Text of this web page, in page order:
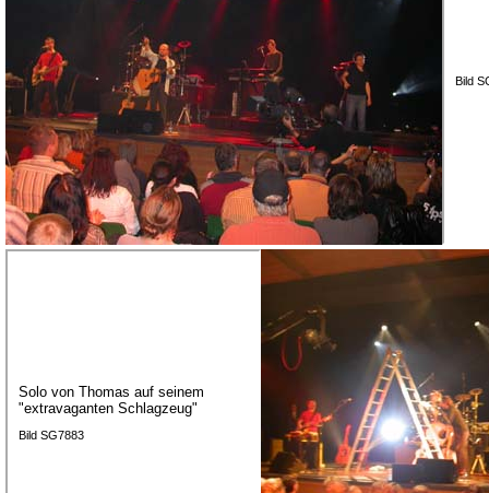
Bild
Solo von Thomas auf seinem
"extravaganten Schlagzeug"
Bild SG7883